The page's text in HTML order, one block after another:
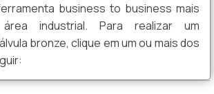
business to business mais
industrial. Para realizar um
bronze, clique em um ou mais dos